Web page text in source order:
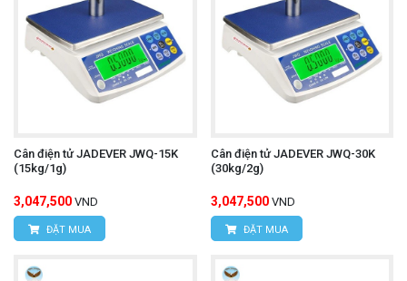
Cân điện tử JADEVER JWQ-15K
(15kg/1g)
3,047,500 VND
ĐẶT MUA
Cân điện tử JADEVER JWQ-30K
(30kg/2g)
3,047,500 VND
ĐẶT MUA